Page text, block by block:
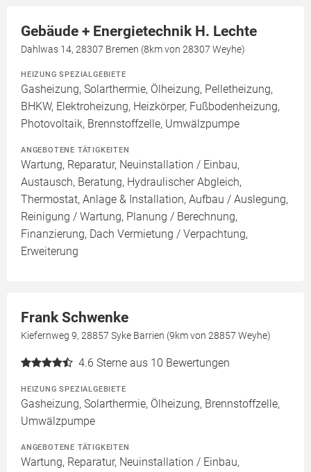
Gebäude + Energietechnik H. Lechte
Dahlwas 14, 28307 Bremen (8km von 28307 Weyhe)
HEIZUNG SPEZIALGEBIETE
Gasheizung, Solarthermie, Ölheizung, Pelletheizung,
BHKW, Elektroheizung, Heizkörper, Fußbodenheizung,
Photovoltaik, Brennstoffzelle, Umwälzpumpe
ANGEBOTENE TÄTIGKEITEN
Wartung, Reparatur, Neuinstallation / Einbau,
Austausch, Beratung, Hydraulischer Abgleich,
Thermostat, Anlage & Installation, Aufbau / Auslegung,
Reinigung / Wartung, Planung / Berechnung,
Finanzierung, Dach Vermietung / Verpachtung,
Erweiterung
Frank Schwenke
Kiefernweg 9, 28857 Syke Barrien (9km von 28857 Weyhe)
4.6 Sterne aus 10 Bewertungen
HEIZUNG SPEZIALGEBIETE
Gasheizung, Solarthermie, Ölheizung, Brennstoffzelle,
Umwälzpumpe
ANGEBOTENE TÄTIGKEITEN
Wartung, Reparatur, Neuinstallation / Einbau,